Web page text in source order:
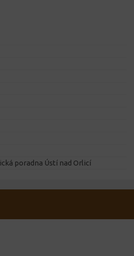
poradna Ústí nad Orlicí